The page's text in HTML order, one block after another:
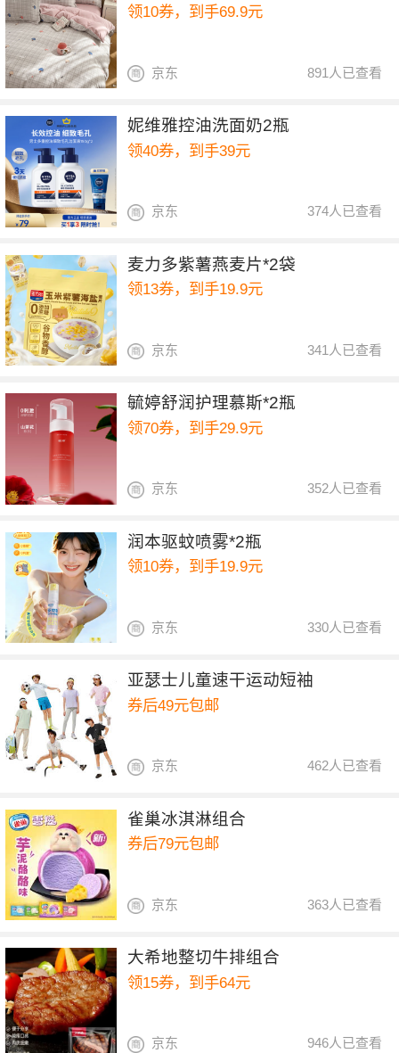
领10券，到手69.9元
891人已查看
京东
妮维雅控油洗面奶2瓶
领40券，到手39元
374人已查看
京东
麦力多紫薯燕麦片*2袋
领13券，到手19.9元
341人已查看
京东
毓婷舒润护理慕斯*2瓶
领70券，到手29.9元
352人已查看
京东
润本驱蚊喷雾*2瓶
领10券，到手19.9元
330人已查看
京东
亚瑟士儿童速干运动短袖
券后49元包邮
462人已查看
京东
雀巢冰淇淋组合
券后79元包邮
363人已查看
京东
大希地整切牛排组合
领15券，到手64元
946人已查看
京东